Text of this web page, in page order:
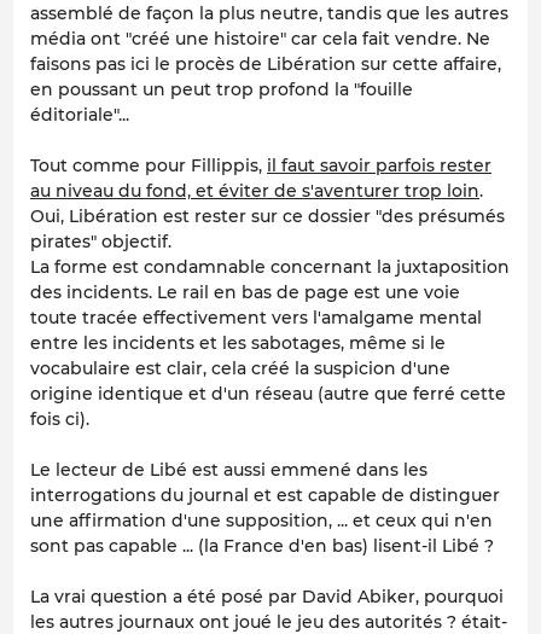
assemblé de façon la plus neutre, tandis que les autres
média ont "créé une histoire" car cela fait vendre. Ne
faisons pas ici le procès de Libération sur cette affaire,
en poussant un peut trop profond la "fouille
éditoriale"...
Tout comme pour Fillippis, il faut savoir parfois rester
au niveau du fond, et éviter de s'aventurer trop loin.
Oui, Libération est rester sur ce dossier "des présumés
pirates" objectif.
La forme est condamnable concernant la juxtaposition
des incidents. Le rail en bas de page est une voie
toute tracée effectivement vers l'amalgame mental
entre les incidents et les sabotages, même si le
vocabulaire est clair, cela créé la suspicion d'une
origine identique et d'un réseau (autre que ferré cette
fois ci).
Le lecteur de Libé est aussi emmené dans les
interrogations du journal et est capable de distinguer
une affirmation d'une supposition, ... et ceux qui n'en
sont pas capable ... (la France d'en bas) lisent-il Libé ?
La vrai question a été posé par David Abiker, pourquoi
les autres journaux ont joué le jeu des autorités ? était-